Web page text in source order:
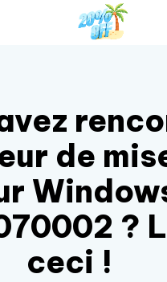
de
?
ceci !